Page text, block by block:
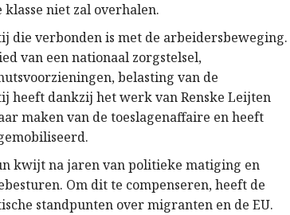
niet zal overhalen.
die verbonden is met de arbeidersbeweging.
van een nationaal zorgstelsel,
belasting van de
heeft dankzij het werk van Renske Leijten
maken van de toeslagenaffaire en heeft
kwijt na jaren van politieke matiging en
Om dit te compenseren, heeft de
standpunten over migranten en de EU.